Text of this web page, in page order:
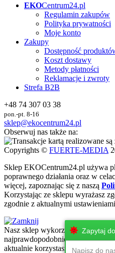
EKOCentrum24.pl
Regulamin zakupów
Polityka prywatności
Moje konto
Zakupy
Dostępność
Koszt dostawy
Metody płatności
Reklamacje i zwroty
Strefa B2B
+48 74 307 03 38
pon.-pt. 8-16
sklep@ekocentrum24.pl
Obserwuj nas także na:
Copyrights © FUERTE-MEDIA
Sklep EKOCentrum24.pl używa
poprawnego działania oraz w
więcej, zapoznając się z naszą
Korzystając ze sklepu wyrażasz
zgodnie z aktualnymi
Nasz sklep wykorzystuje
najprawdopodobniej nie są
aktualnie korzystasz. Zachęcamy
Zapytaj
Napisz do